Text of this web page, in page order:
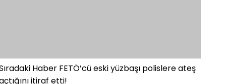
Haber FETÖ’cü eski yüzbaşı polislere ateş
itiraf etti!